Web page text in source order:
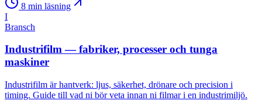
8 min läsning
I
Bransch
Industrifilm — fabriker, processer och tunga
maskiner
Industrifilm är hantverk: ljus, säkerhet, drönare och precision i
timing. Guide till vad ni bör veta innan ni filmar i en industrimiljö.